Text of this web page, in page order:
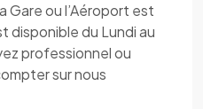
Gare ou l’Aéroport est
disponible du Lundi au
professionnel ou
sur nous